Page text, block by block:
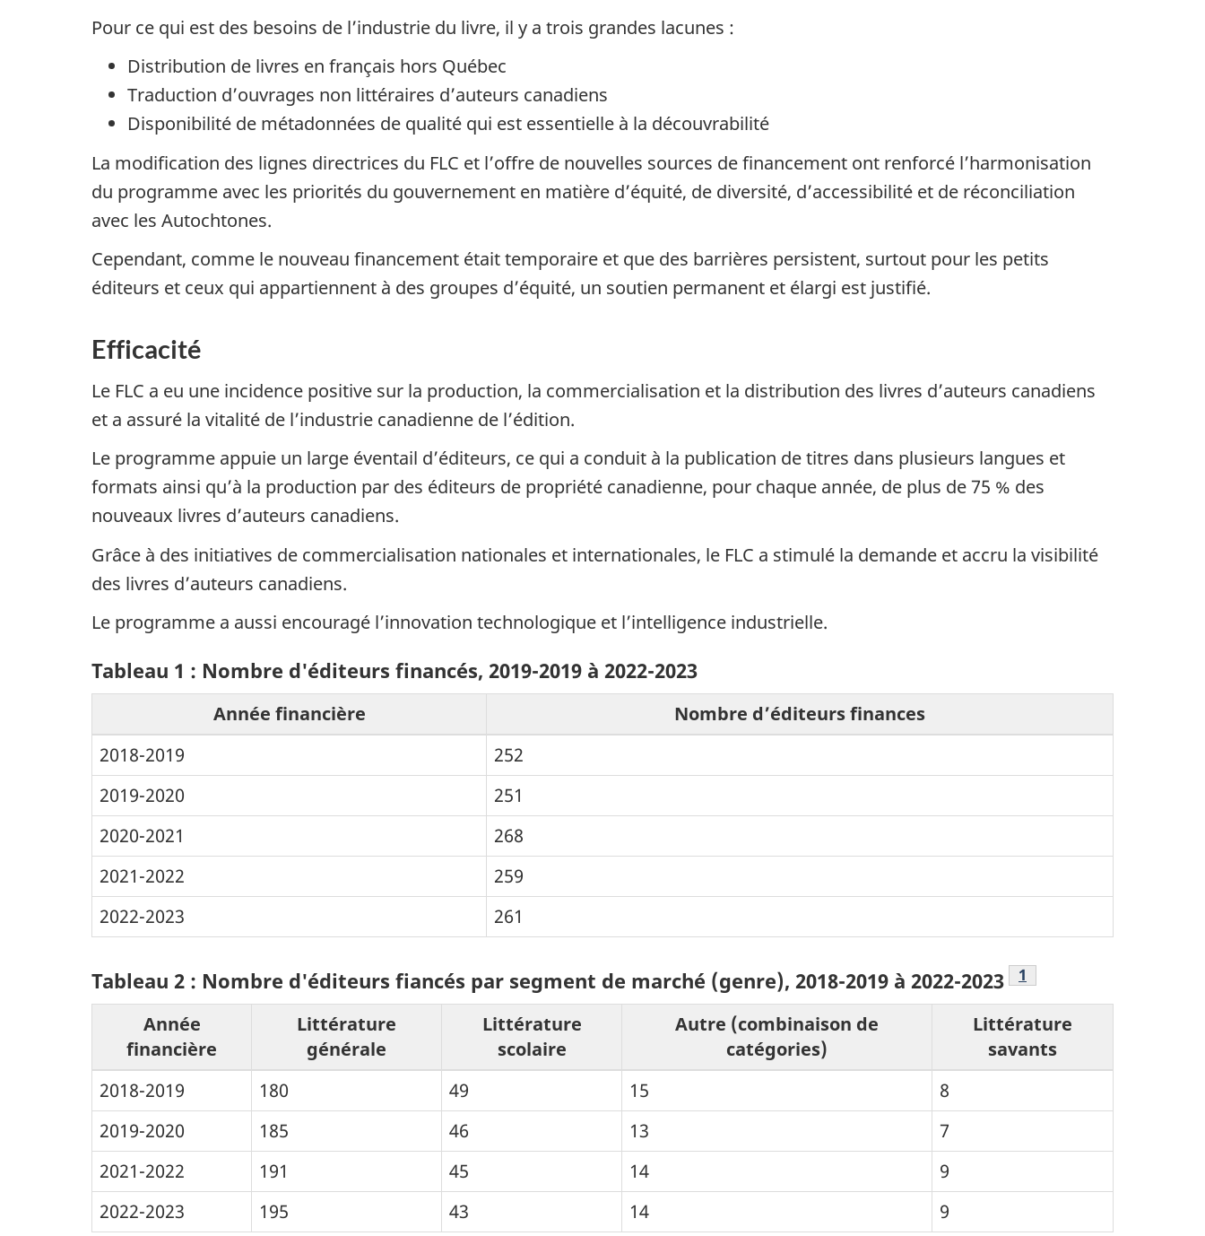
Pour ce qui est des besoins de l’industrie du livre, il y a trois grandes lacunes :
Distribution de livres en français hors Québec
Traduction d’ouvrages non littéraires d’auteurs canadiens
Disponibilité de métadonnées de qualité qui est essentielle à la découvrabilité
La modification des lignes directrices du FLC et l’offre de nouvelles sources de financement ont renforcé l’harmonisation
du programme avec les priorités du gouvernement en matière d’équité, de diversité, d’accessibilité et de réconciliation
avec les Autochtones.
Cependant, comme le nouveau financement était temporaire et que des barrières persistent, surtout pour les petits
éditeurs et ceux qui appartiennent à des groupes d’équité, un soutien permanent et élargi est justifié.
Efficacité
Le FLC a eu une incidence positive sur la production, la commercialisation et la distribution des livres d’auteurs canadiens
et a assuré la vitalité de l’industrie canadienne de l’édition.
Le programme appuie un large éventail d’éditeurs, ce qui a conduit à la publication de titres dans plusieurs langues et
formats ainsi qu’à la production par des éditeurs de propriété canadienne, pour chaque année, de plus de 75 % des
nouveaux livres d’auteurs canadiens.
Grâce à des initiatives de commercialisation nationales et internationales, le FLC a stimulé la demande et accru la visibilité
des livres d’auteurs canadiens.
Le programme a aussi encouragé l’innovation technologique et l’intelligence industrielle.
Tableau 1 : Nombre d'éditeurs financés, 2019-2019 à 2022-2023
Année financière
Nombre d’éditeurs finances
2018-2019
252
2019-2020
251
2020-2021
268
2021-2022
259
2022-2023
261
Tableau 2 : Nombre d'éditeurs fiancés par segment de marché (genre), 2018-2019 à 2022-2023 Note de bas de page
1
Année
financière
Littérature
générale
Littérature
scolaire
Autre (combinaison de
catégories)
Littérature
savants
2018-2019
180 49 15
8
2019-2020
185 46 13
7
2021-2022
191 45 14
9
2022-2023
195 43 14 9